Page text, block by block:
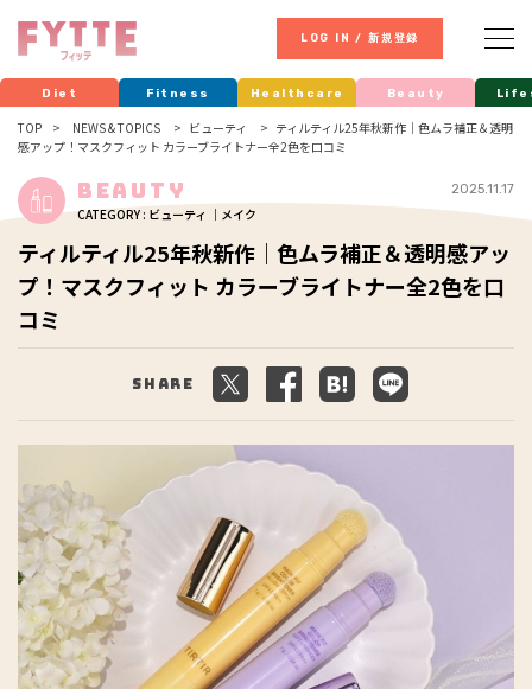
LOG IN / 新規登録
Diet Fitness Healthcare Beauty
TOP NEWS & TOPICS ビューティ
ティルティル25年秋新作｜色ムラ補正＆透明
感アップ！マスクフィット カラーブライトナー全2色を口コミ
Beauty
CATEGORY : ビューティ ｜メイク
2025.11.17
ティルティル25年秋新作｜色ムラ補正＆透明感アッ
プ！マスクフィット カラーブライトナー全2色を口
コミ
Share